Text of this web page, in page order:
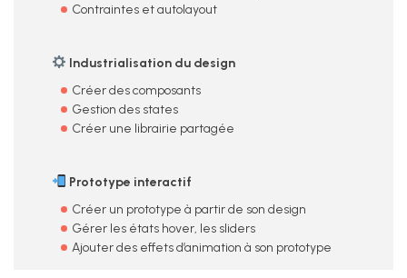
IA
Contraintes et autolayout
Industrialisation du design
Créer des composants
Gestion des states
Créer une librairie partagée
Prototype interactif
Créer un prototype à partir de son design
Gérer les états hover, les sliders
Ajouter des effets d’animation à son prototype